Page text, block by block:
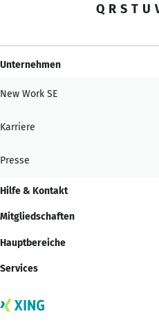
Q R S T U
Unternehmen
New Work SE
Karriere
Presse
Hilfe & Kontakt
Mitgliedschaften
Hauptbereiche
Services